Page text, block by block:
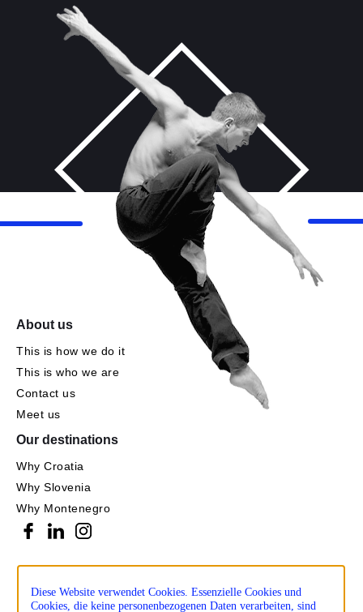
About us
This is how we do it
This is who we are
Contact us
Meet us
Our destinations
Why Croatia
Why Slovenia
Why Montenegro
Diese Website verwendet Cookies. Essenzielle Cookies und
Cookies, die keine personenbezogenen Daten verarbeiten, sind